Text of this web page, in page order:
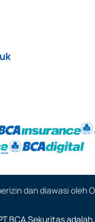
dan diawasi oleh
BCA Sekuritas